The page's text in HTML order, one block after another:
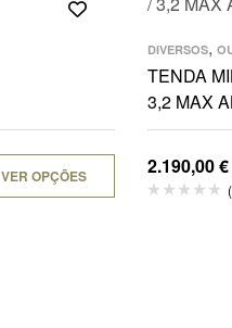
VER OPÇÕES
DIVERSOS,
TENDA
3,2 MAX
2.190,00€